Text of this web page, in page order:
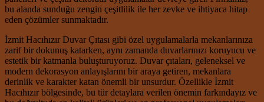
bu alanda sunduğu zengin çeşitlilik ile her zevke ve ihtiyaca hitap
eden çözümler sunmaktadır.
İzmit Hacıhızır Duvar Çıtası gibi özel uygulamalarla mekanlarınıza
zarif bir dokunuş katarken, aynı zamanda duvarlarınızı koruyucu ve
estetik bir katmanla buluşturuyoruz. Duvar çıtaları, geleneksel ve
modern dekorasyon anlayışlarını bir araya getiren, mekanlara
derinlik ve karakter katan önemli bir unsurdur. Özellikle İzmit
Hacıhızır bölgesinde, bu tür detaylara verilen önemin farkındayız ve